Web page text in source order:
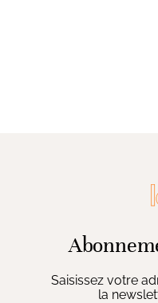
Saisissez votre
la